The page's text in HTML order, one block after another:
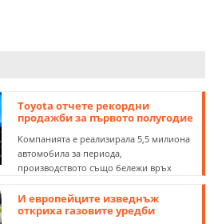
Toyota отчете рекордни
продажби за първото полугодие
Компанията е реализирала 5,5 милиона
автомобила за периода,
производството също бележи връх
И европейците изведнъж
откриха газовите уредби